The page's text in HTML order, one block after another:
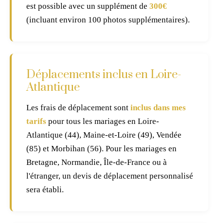
est possible avec un supplément de 300€
(incluant environ 100 photos supplémentaires).
Déplacements inclus en Loire-
Atlantique
Les frais de déplacement sont inclus dans mes
tarifs pour tous les mariages en Loire-
Atlantique (44), Maine-et-Loire (49), Vendée
(85) et Morbihan (56). Pour les mariages en
Bretagne, Normandie, Île-de-France ou à
l'étranger, un devis de déplacement personnalisé
sera établi.